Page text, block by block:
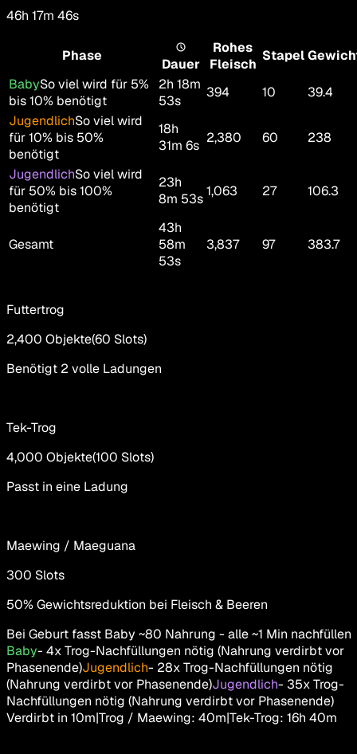
46h 17m 46s
Phase
Dauer
Rohes
Fleisch
Stapel
BabySo viel wird für 5%
bis 10% benötigt
2h 18m
53s
394 10
39.4
JugendlichSo viel wird
für 10% bis 50%
benötigt
18h
31m 6s 2,380 60 238
JugendlichSo viel wird
für 50% bis 100%
benötigt
23h
8m 53s1,063 27 106.3
Gesamt
43h
58m
53s
3,837 97 383.7
Futtertrog
2,400 Objekte(60 Slots)
Benötigt 2 volle Ladungen
Tek-Trog
4,000 Objekte(100 Slots)
Passt in eine Ladung
Maewing / Maeguana
300 Slots
50% Gewichtsreduktion bei Fleisch & Beeren
Bei Geburt fasst Baby ~80 Nahrung - alle ~1 Min nachfüllen
Baby- 4x Trog-Nachfüllungen nötig (Nahrung verdirbt vor
Phasenende)Jugendlich- 28x Trog-Nachfüllungen nötig
(Nahrung verdirbt vor Phasenende)Jugendlich- 35x Trog-
Nachfüllungen nötig (Nahrung verdirbt vor Phasenende)
Verdirbt in 10m|Trog / Maewing: 40m|Tek-Trog: 16h 40m